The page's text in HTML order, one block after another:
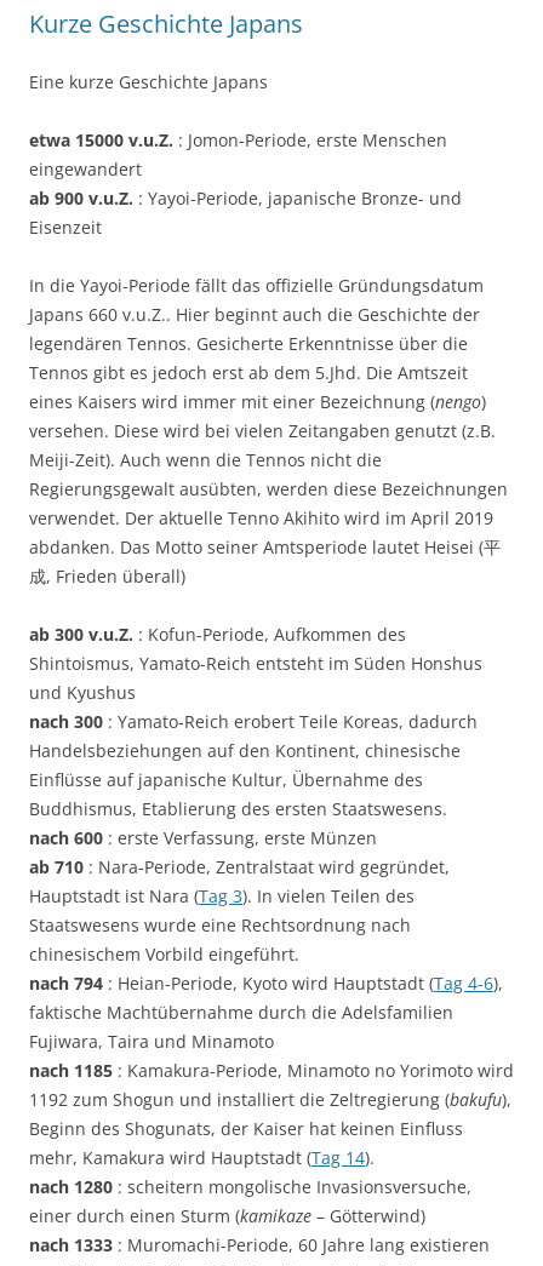
Kurze Geschichte Japans
Eine kurze Geschichte Japans
etwa 15000 v.u.Z. : Jomon-Periode, erste Menschen
eingewandert
ab 900 v.u.Z. : Yayoi-Periode, japanische Bronze- und
Eisenzeit
In die Yayoi-Periode fällt das offizielle Gründungsdatum
Japans 660 v.u.Z.. Hier beginnt auch die Geschichte der
legendären Tennos. Gesicherte Erkenntnisse über die
Tennos gibt es jedoch erst ab dem 5.Jhd. Die Amtszeit
eines Kaisers wird immer mit einer Bezeichnung (nengo)
versehen. Diese wird bei vielen Zeitangaben genutzt (z.B.
Meiji-Zeit). Auch wenn die Tennos nicht die
Regierungsgewalt ausübten, werden diese Bezeichnungen
verwendet. Der aktuelle Tenno Akihito wird im April 2019
abdanken. Das Motto seiner Amtsperiode lautet Heisei (平
成, Frieden überall)
ab 300 v.u.Z. : Kofun-Periode, Aufkommen des
Shintoismus, Yamato-Reich entsteht im Süden Honshus
und Kyushus
nach 300 : Yamato-Reich erobert Teile Koreas, dadurch
Handelsbeziehungen auf den Kontinent, chinesische
Einflüsse auf japanische Kultur, Übernahme des
Buddhismus, Etablierung des ersten Staatswesens.
nach 600 : erste Verfassung, erste Münzen
ab 710 : Nara-Periode, Zentralstaat wird gegründet,
Hauptstadt ist Nara (Tag 3). In vielen Teilen des
Staatswesens wurde eine Rechtsordnung nach
chinesischem Vorbild eingeführt.
nach 794 : Heian-Periode, Kyoto wird Hauptstadt (Tag 4-6),
faktische Machtübernahme durch die Adelsfamilien
Fujiwara, Taira und Minamoto
nach 1185 : Kamakura-Periode, Minamoto no Yorimoto wird
1192 zum Shogun und installiert die Zeltregierung (bakufu),
Beginn des Shogunats, der Kaiser hat keinen Einfluss
mehr, Kamakura wird Hauptstadt (Tag 14).
nach 1280 : scheitern mongolische Invasionsversuche,
einer durch einen Sturm (kamikaze – Götterwind)
nach 1333 : Muromachi-Periode, 60 Jahre lang existieren